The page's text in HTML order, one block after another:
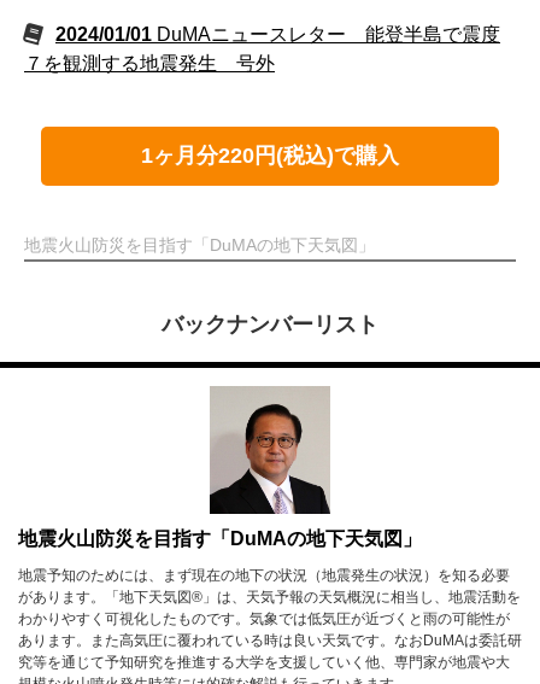
2024/01/01 DuMAニュースレター 能登半島で震度
７を観測する地震発生 号外
1ヶ月分220円(税込)で購入
地震火山防災を目指す「DuMAの地下天気図」
バックナンバーリスト
地震火山防災を目指す「DuMAの地下天気図」
地震予知のためには、まず現在の地下の状況（地震発生の状況）を知る必要
があります。「地下天気図®」は、天気予報の天気概況に相当し、地震活動を
わかりやすく可視化したものです。気象では低気圧が近づくと雨の可能性が
あります。また高気圧に覆われている時は良い天気です。なおDuMAは委託研
究等を通じて予知研究を推進する大学を支援していく他、専門家が地震や大